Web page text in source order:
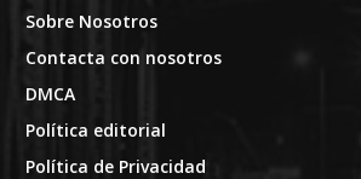
Sobre Nosotros
Contacta con nosotros
DMCA
Política editorial
Política de Privacidad